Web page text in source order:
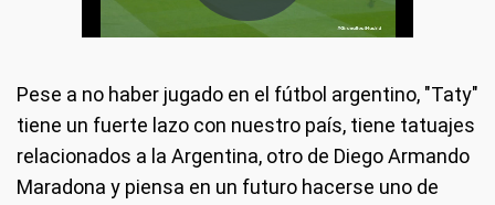
Pese a no haber jugado en el fútbol argentino, "Taty"
tiene un fuerte lazo con nuestro país, tiene tatuajes
relacionados a la Argentina, otro de Diego Armando
Maradona y piensa en un futuro hacerse uno de